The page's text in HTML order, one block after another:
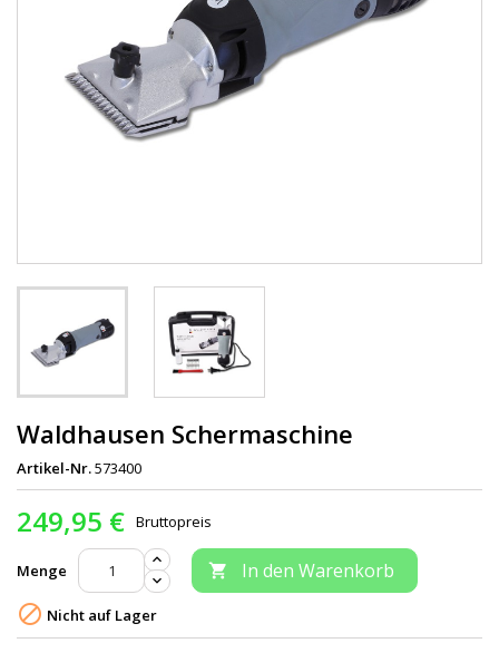
Waldhausen Schermaschine
Artikel-Nr.573400
249,95 € Bruttopreis
Menge  In den Warenkorb
 Nicht auf Lager